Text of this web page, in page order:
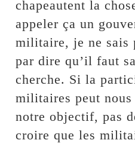
chapeautent la
appeler ça un
militaire, je ne sais
par dire qu’il faut
cherche. Si la
militaires peut nous
notre objectif, pas
croire que les